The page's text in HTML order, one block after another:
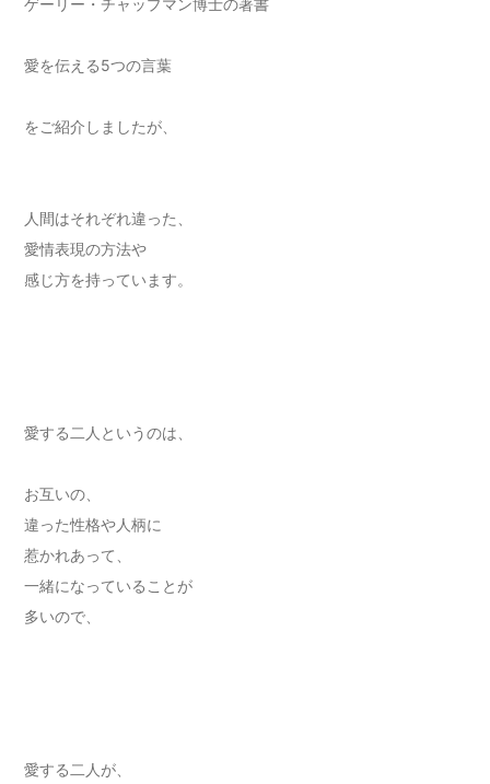
ゲーリー・チャップマン博士の著書
愛を伝える5つの言葉
をご紹介しましたが、
人間はそれぞれ違った、
愛情表現の方法や
感じ方を持っています。
愛する二人というのは、
お互いの、
違った性格や人柄に
惹かれあって、
一緒になっていることが
多いので、
愛する二人が、